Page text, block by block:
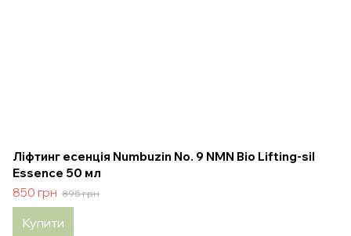
Ліфтинг есенція Numbuzin No. 9 NMN Bio Lifting-sil
Essence 50 мл
850 грн 895 грн
Купити